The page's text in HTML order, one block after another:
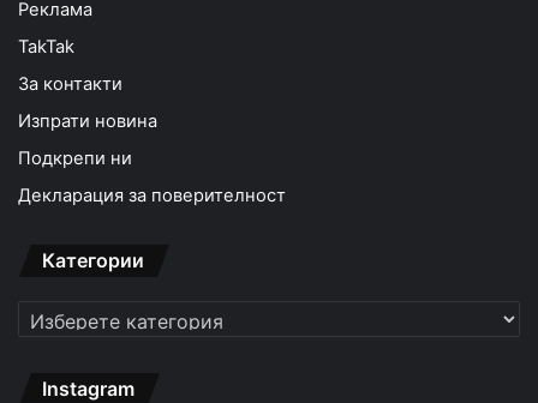
Реклама
TakTak
За контакти
Изпрати новина
Подкрепи ни
Декларация за поверителност
Категории
Категории
Instagram